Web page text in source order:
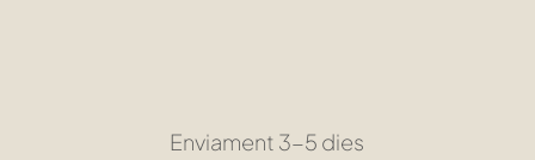
Enviament 3-5 dies